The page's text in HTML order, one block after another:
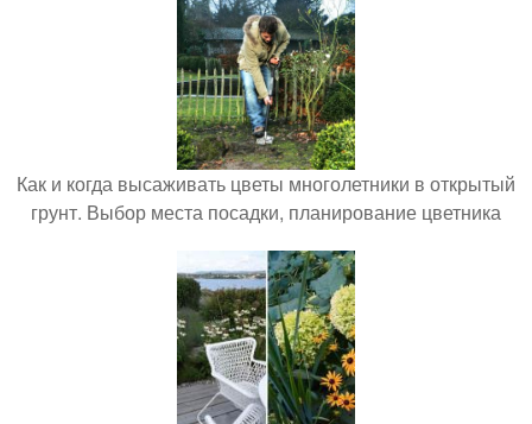
Как и когда высаживать цветы многолетники в открытый
грунт. Выбор места посадки, планирование цветника